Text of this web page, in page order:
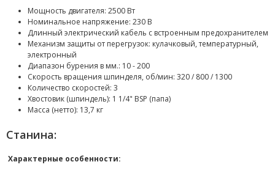
Мощность двигателя: 2500 Вт
Номинальное напряжение: 230 В
Длинный электрический кабель с встроенным предохранителем
Механизм защиты от перегрузок: кулачковый, температурный,
электронный
Диапазон бурения в мм.: 10 - 200
Скорость вращения шпинделя, об/мин: 320 / 800 / 1300
Количество скоростей: 3
Хвостовик (шпиндель): 1 1/4" BSP (папа)
Масса (нетто): 13,7 кг
Станина:
Характерные особенности: